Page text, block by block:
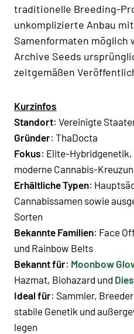
traditionelle Breeding-
unkomplizierte Anbau
Samenformaten möglich
Archive Seeds
zeitgemäßen
Kurzinfos
Standort: Vereinigte
Gründer: ThaDocta
Fokus: Elite-Hybridgenetik,
moderne Cannabis-
Erhältliche Typen:
Cannabissamen sowie
Sorten
Bekannte Familien: Face
und Rainbow Belts
Bekannt für: Moonbow
Hazmat, Biohazard und
Ideal für: Sammler,
stabile Genetik und
legen